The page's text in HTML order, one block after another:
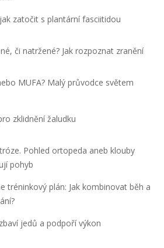
zatočit s plantární fasciitidou
či natržené? Jak rozpoznat zranění
MUFA? Malý průvodce světem
zklidnění žaludku
Pohled ortopeda aneb klouby
pohyb
tréninkový plán: Jak kombinovat běh a
jedů a podpoří výkon